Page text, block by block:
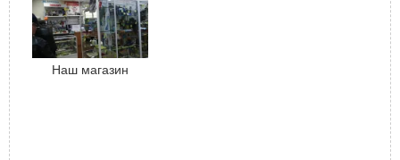
Наш магазин